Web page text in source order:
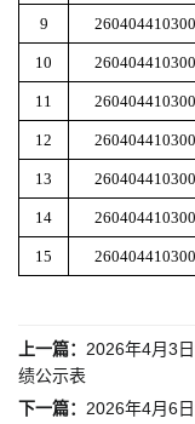
9
10
11
12
13
14
15
上一篇： 2026年4月3
绩公示表
下一篇： 2026年4月6